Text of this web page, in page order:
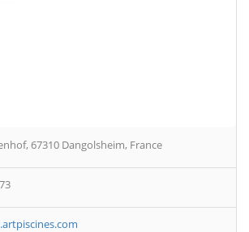
67310 Dangolsheim, France